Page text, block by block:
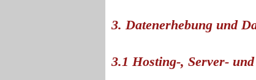
3. Datenerhebung und
3.1 Hosting-, Server-